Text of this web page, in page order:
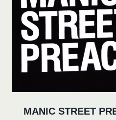
MANIC STREET